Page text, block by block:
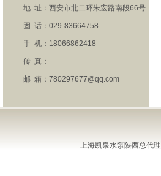
地 址：西安市北二环朱宏路南段66号
固 话：029-83664758
手 机：18066862418
传 真：
邮 箱：780297677@qq.com
上海凯泉水泵陕西总代